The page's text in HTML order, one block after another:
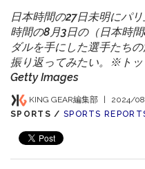
日本時間の27日未明にパ
時間の8月3日の（日本時
ダルを手にした選手たち
振り返ってみたい。※ト
Getty Images
KING GEAR編集部
2024/
SPORTS / SPORTS